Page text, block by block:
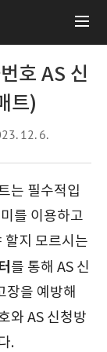
호 AS 신
트)
12. 6.
는 필수적입
를 이용하고
할지 모르시는
를 통해 AS 신
장을 예방해
와 AS 신청방
.